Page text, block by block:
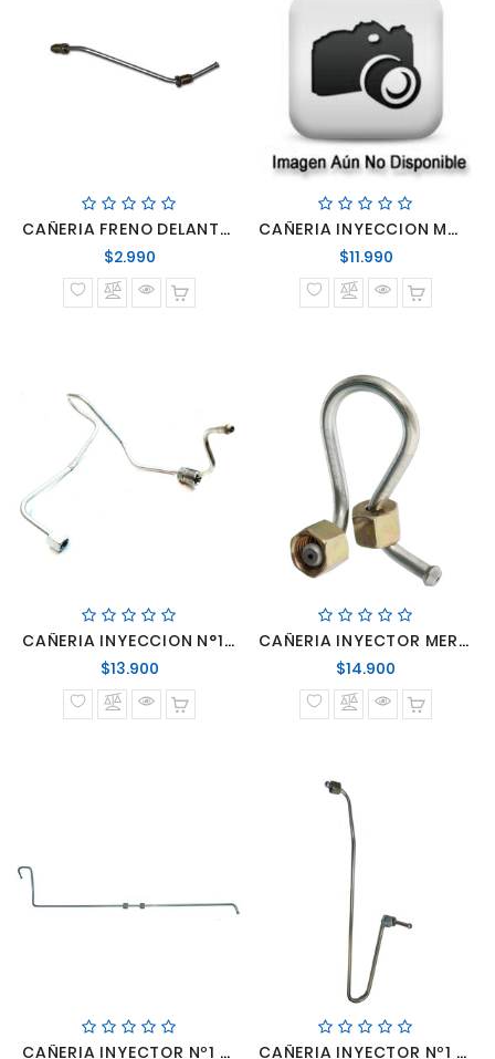
CAÑERIA FRENO DELANTERO IZQUIERDO LO809 812 814 712
$2.990Precio
normal
CAÑERIA INYECCION MWM 4.10 N°2
$11.990Precio
normal
CAÑERIA INYECCION N°1 CUMMINS ISBe
$13.900Precio
normal
CAÑERIA INYECTOR MERCEDES BENZ LO-914 LO-915 LO-916 OM-904 906 924 926
$14.900
normal
CAÑERIA INYECTOR Nº1 OM 447 449 CAÑERIA INYECTOR Nº1 OM366 CON TURBO